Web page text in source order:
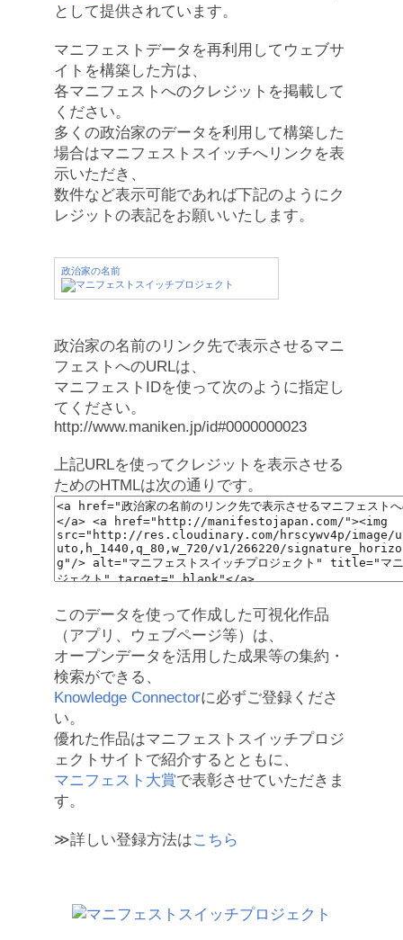
として提供されています。
マニフェストデータを再利用してウェブサ
イトを構築した方は、
各マニフェストへのクレジットを掲載して
ください。
多くの政治家のデータを利用して構築した
場合はマニフェストスイッチへリンクを表
示いただき、
数件など表示可能であれば下記のようにク
レジットの表記をお願いいたします。
政治家の名前
政治家の名前のリンク先で表示させるマニ
フェストへのURLは、
マニフェストIDを使って次のように指定し
てください。
http://www.maniken.jp/id#0000000023
上記URLを使ってクレジットを表示させる
ためのHTMLは次の通りです。
このデータを使って作成した可視化作品
（アプリ、ウェブページ等）は、
オープンデータを活用した成果等の集約・
検索ができる、
Knowledge Connectorに必ずご登録くださ
い。
優れた作品はマニフェストスイッチプロジ
ェクトサイトで紹介するとともに、
マニフェスト大賞で表彰させていただきま
す。
≫詳しい登録方法はこちら